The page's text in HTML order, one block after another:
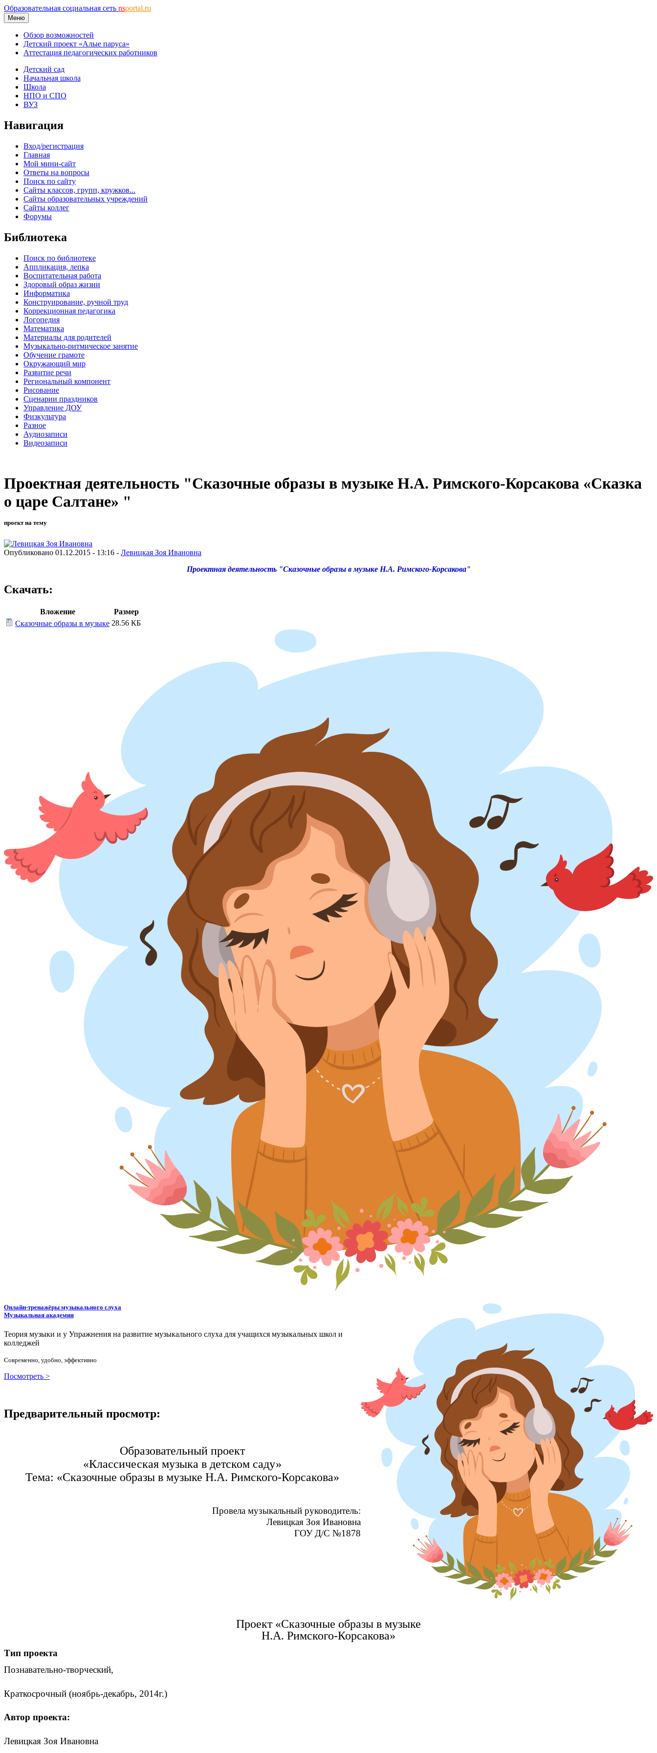
Образовательная социальная сеть nsportal.ru
Меню
Обзор возможностей
Детский проект «Алые паруса»
Аттестация педагогических работников
Детский сад
Начальная школа
Школа
НПО и СПО
ВУЗ
Навигация
Вход/регистрация
Главная
Мой мини-сайт
Ответы на вопросы
Поиск по сайту
Сайты классов, групп, кружков...
Сайты образовательных учреждений
Сайты коллег
Форумы
Библиотека
Поиск по библиотеке
Аппликация, лепка
Воспитательная работа
Здоровый образ жизни
Информатика
Конструирование, ручной труд
Коррекционная педагогика
Логопедия
Математика
Материалы для родителей
Музыкально-ритмическое занятие
Обучение грамоте
Окружающий мир
Развитие речи
Региональный компонент
Рисование
Сценарии праздников
Управление ДОУ
Физкультура
Разное
Аудиозаписи
Видеозаписи
Проектная деятельность "Сказочные образы в музыке Н.А. Римского-Корсакова «Сказка
о царе Салтане» "
проект на тему
Опубликовано 01.12.2015 - 13:16 - Левицкая Зоя Ивановна
Проектная деятельность "Сказочные образы в музыке Н.А. Римского-Корсакова"
Скачать:
Вложение
Размер
Сказочные образы в музыке 28.56 КБ
Онлайн-тренажёры музыкального слуха
Музыкальная академия
Теория музыки и у Упражнения на развитие музыкального слуха для учащихся музыкальных школ и
колледжей
Современно, удобно, эффективно
Посмотреть >
Предварительный просмотр:
Образовательный проект
«Классическая музыка в детском саду»
Тема: «Сказочные образы в музыке Н.А. Римского-Корсакова»
Провела музыкальный руководитель:
Левицкая Зоя Ивановна
ГОУ Д/С №1878
Проект «Сказочные образы в музыке
Н.А. Римского-Корсакова»
Тип проекта
Познавательно-творческий,
Краткосрочный (ноябрь-декабрь, 2014г.)
Автор проекта:
Левицкая Зоя Ивановна